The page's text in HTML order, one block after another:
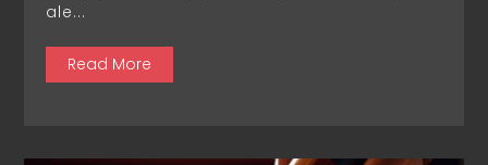
ale...
Read More